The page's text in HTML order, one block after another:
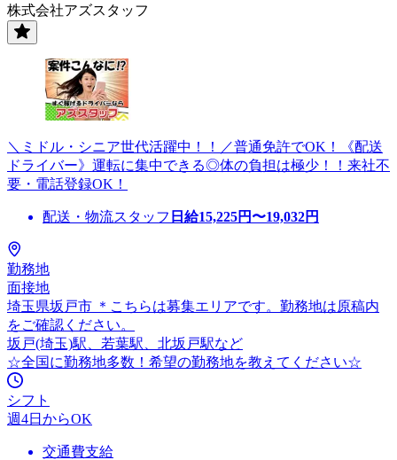
株式会社アズスタッフ
＼ミドル・シニア世代活躍中！！／普通免許でOK！《配送
ドライバー》運転に集中できる◎体の負担は極少！！来社不
要・電話登録OK！
配送・物流スタッフ 日給15,225円〜19,032円
勤務地
面接地
埼玉県坂戸市 ＊こちらは募集エリアです。勤務地は原稿内
をご確認ください。
坂戸(埼玉)駅、若葉駅、北坂戸駅など
☆全国に勤務地多数！希望の勤務地を教えてください☆
シフト
週4日からOK
交通費支給